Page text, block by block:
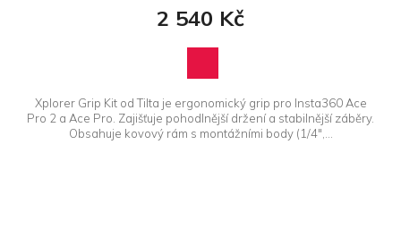
2 540 Kč
Xplorer Grip Kit od Tilta je ergonomický grip pro Insta360 Ace
Pro 2 a Ace Pro. Zajišťuje pohodlnější držení a stabilnější záběry.
Obsahuje kovový rám s montážními body (1/4",...